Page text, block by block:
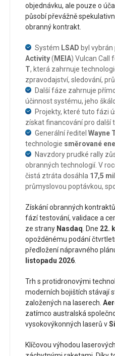
objednávku, ale pouze o
působí převážně
obranný kontrakt.
Systém LSAD byl
Activity( MEIA) Vulcan Call
T, která zahrnuje
zpravodajství, sledování,
Další fáze zahrnuje
účinnost systému, jeho
Projekty, které tuto fázi
získat financování pro další
Generální ředitel Wayne
technologie směrované
Navzdory prudké rally
obranných technologií. V
čistá ztráta dosáhla 17,5
průmyslovou poptávkou,
Získání obranných
fází testování, validace a
ze strany Nasdaq. Dne 22.
opožděnému podání
předložení nápravného
listopadu 2026.
Trh s protidronovými
moderních bojištích stávají
založených na laserech.
zatímco australská
vysokovýkonných laserů v
Klíčovou výhodou